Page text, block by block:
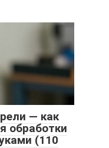
— как
обработки
(110